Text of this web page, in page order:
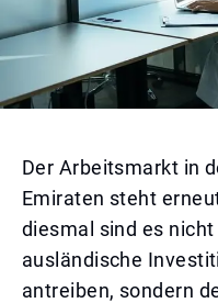
Der Arbeitsmarkt in
Emiraten steht
diesmal sind es
ausländische
antreiben, sondern